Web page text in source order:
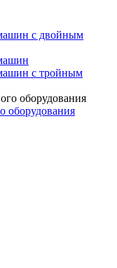
с двойным
с тройным
оборудования